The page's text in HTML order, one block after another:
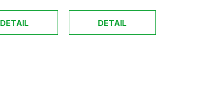
DETAIL DETAIL